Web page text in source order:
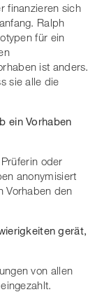
finanzieren sich
Ralph
für ein
ist anders.
sie alle die
ein Vorhaben
oder
anonymisiert
Vorhaben den
gerät,
von allen